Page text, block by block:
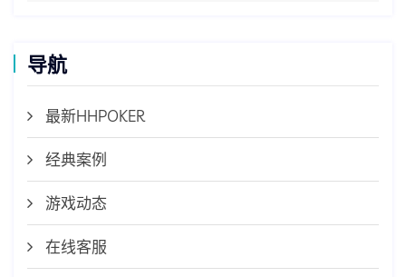
导航
最新HHPOKER
经典案例
游戏动态
在线客服